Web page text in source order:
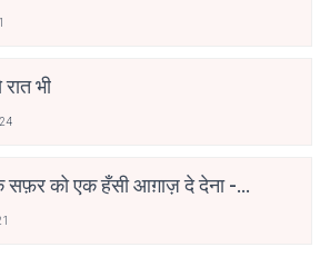
भी
सफ़र को एक हँसी आग़ाज़ दे देना -